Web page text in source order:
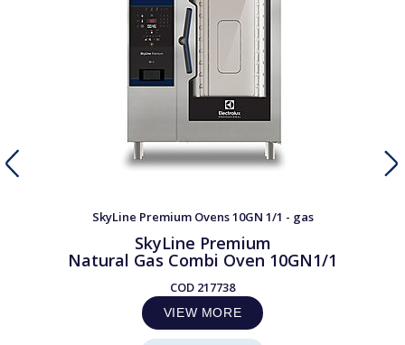
SkyLine Premium Ovens 10GN 1/1 - gas
SkyLine Premium
Natural Gas Combi Oven 10GN1/1
COD 217738
VIEW MORE